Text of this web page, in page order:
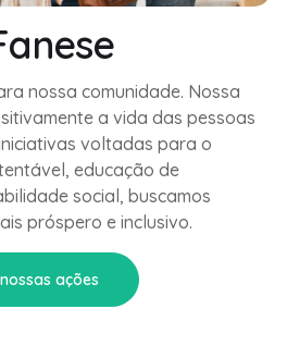
nossa comunidade. Nossa
a vida das pessoas
voltadas para o
educação de
social, buscamos
próspero e inclusivo.
ações